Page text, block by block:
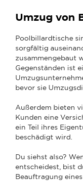
Umzug von
Poolbillardtische
sorgfältig
zusammengebaut
Gegenständen ist
bevor sie
Außerdem bieten
Kunden eine
ein Teil ihres
beschädigt wird.
Du siehst also?
entscheidest, bist
Beauftragung